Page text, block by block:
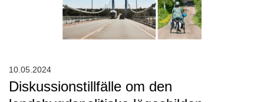
Diskussionstillfälle om den
10.05.2024